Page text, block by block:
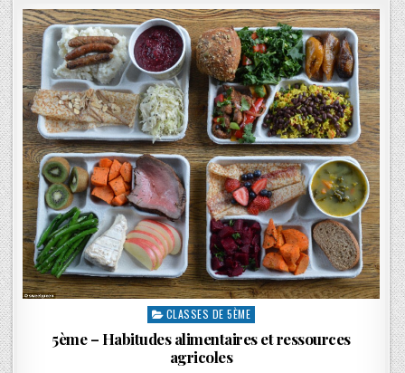
CLASSES DE 5ÈME
5ème – Habitudes alimentaires et ressources
agricoles